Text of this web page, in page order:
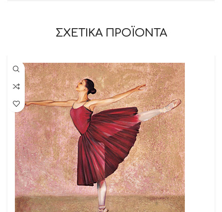
ΣΧΕΤΙΚΑ ΠΡΟΪΟΝΤΑ